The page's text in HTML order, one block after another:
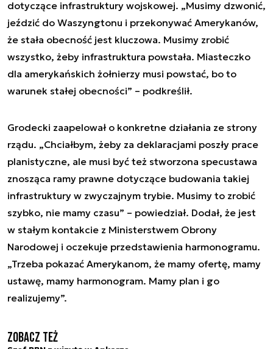
dotyczące infrastruktury wojskowej. „Musimy dzwonić,
jeździć do Waszyngtonu i przekonywać Amerykanów,
że stała obecność jest kluczowa. Musimy zrobić
wszystko, żeby infrastruktura powstała. Miasteczko
dla amerykańskich żołnierzy musi powstać, bo to
warunek stałej obecności” – podkreślił.
Grodecki zaapelował o konkretne działania ze strony
rządu. „Chciałbym, żeby za deklaracjami poszły prace
planistyczne, ale musi być też stworzona specustawa
znosząca ramy prawne dotyczące budowania takiej
infrastruktury w zwyczajnym trybie. Musimy to zrobić
szybko, nie mamy czasu” – powiedział. Dodał, że jest
w stałym kontakcie z Ministerstwem Obrony
Narodowej i oczekuje przedstawienia harmonogramu.
„Trzeba pokazać Amerykanom, że mamy ofertę, mamy
ustawę, mamy harmonogram. Mamy plan i go
realizujemy”.
Zobacz też